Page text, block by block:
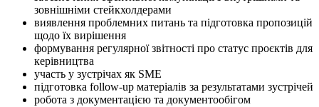
зовнішніми стейкхолдерами
виявлення проблемних питань та підготовка пропозицій
щодо їх вирішення
формування регулярної звітності про статус проєктів для
керівництва
участь у зустрічах як SME
підготовка follow-up матеріалів за результатами зустрічей
робота з документацією та документообігом